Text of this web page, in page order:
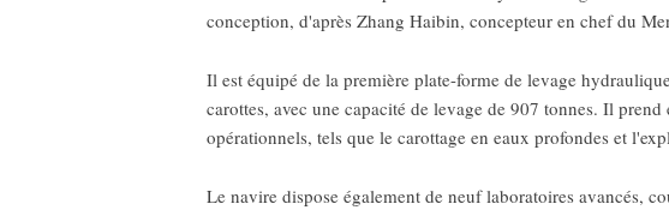
conception, d'après Zhang Haibin, concepteur en chef du
Il est équipé de la première plate-forme de levage
carottes, avec une capacité de levage de 907 tonnes. Il
opérationnels, tels que le carottage en eaux profondes et
Le navire dispose également de neuf laboratoires avancés,